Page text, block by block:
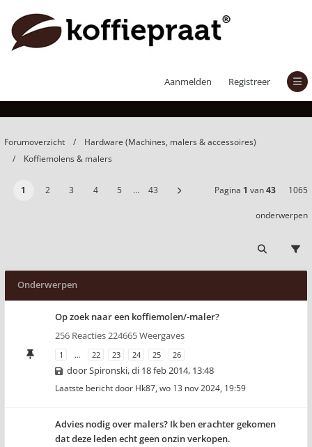
Aanmelden Registreer
Koffiemolens & malers
Forumoverzicht
Hardware (Machines, malers & accessoires)
Koffiemolens & malers
1 2 3 4 5 … 43 Pagina 1 van43 1065
onderwerpen
Onderwerpen
Op zoek naar een koffiemolen/-maler?
256 Reacties 224665 Weergaves
1 … 22 23 24 25 26
doorSpironski,di 18 feb 2014, 13:48
Laatste bericht door Hk87, wo 13 nov 2024, 19:59
Advies nodig over malers? Ik ben erachter gekomen
dat deze leden echt geen onzin verkopen.